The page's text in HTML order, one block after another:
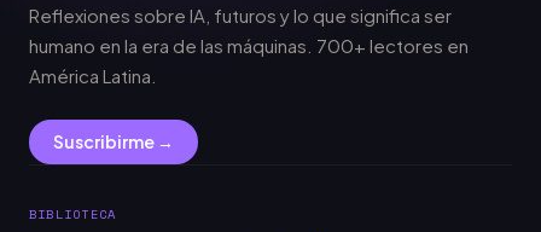
Reflexiones sobre IA, futuros y lo que significa ser
humano en la era de las máquinas. 700+ lectores en
América Latina.
Suscribirme →
BIBLIOTECA